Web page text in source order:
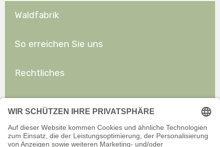
Waldfabrik
So erreichen Sie uns
Rechtliches